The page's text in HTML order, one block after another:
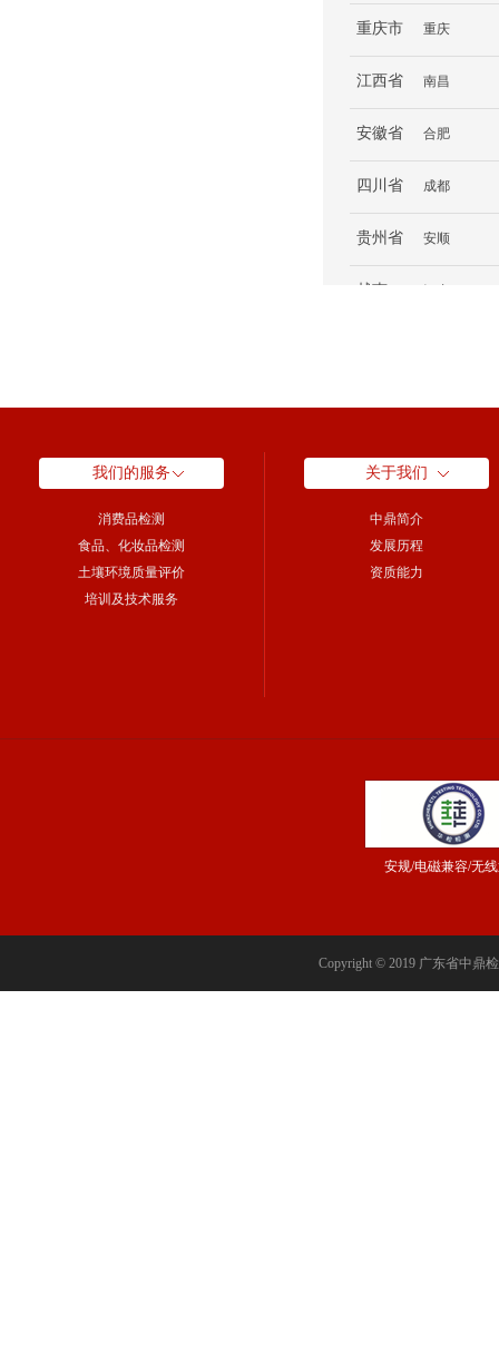
重庆市 重庆
江西省 南昌
安徽省 合肥
四川省 成都
贵州省 安顺
越南
我们的服务
消费品检测
食品、化妆品检测
土壤环境质量评价
培训及技术服务
关于我们
中鼎简介
发展历程
资质能力
安规/电磁兼容/无
Copyright © 2019 广东省中鼎